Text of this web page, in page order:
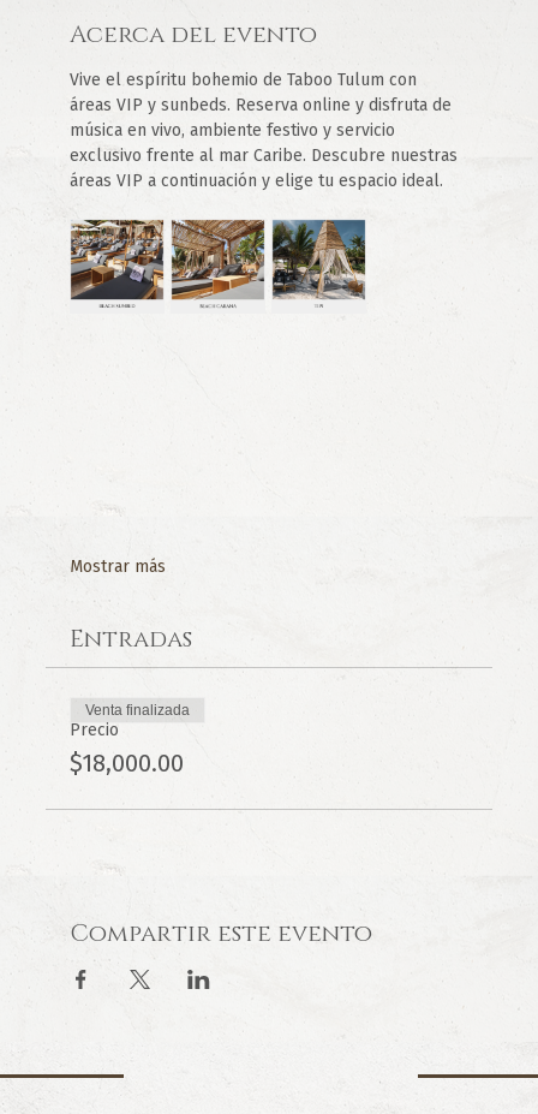
Acerca del evento
Vive el espíritu bohemio de Taboo Tulum con
áreas VIP y sunbeds. Reserva online y disfruta de
música en vivo, ambiente festivo y servicio
exclusivo frente al mar Caribe. Descubre nuestras
áreas VIP a continuación y elige tu espacio ideal.
Mostrar más
Entradas
Precio
$18,000.00
Venta finalizada
Compartir este evento